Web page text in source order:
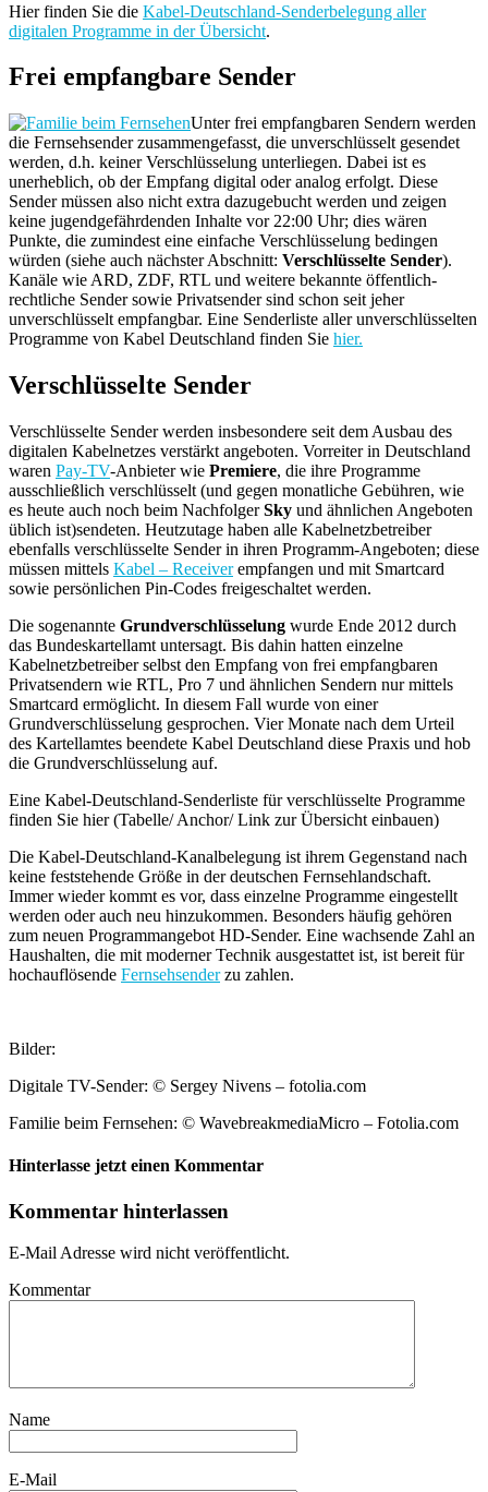
Hier finden Sie die Kabel-Deutschland-Senderbelegung aller
digitalen Programme in der Übersicht.
Frei empfangbare Sender
Unter frei empfangbaren Sendern werden
die Fernsehsender zusammengefasst, die unverschlüsselt gesendet
werden, d.h. keiner Verschlüsselung unterliegen. Dabei ist es
unerheblich, ob der Empfang digital oder analog erfolgt. Diese
Sender müssen also nicht extra dazugebucht werden und zeigen
keine jugendgefährdenden Inhalte vor 22:00 Uhr; dies wären
Punkte, die zumindest eine einfache Verschlüsselung bedingen
würden (siehe auch nächster Abschnitt: Verschlüsselte Sender).
Kanäle wie ARD, ZDF, RTL und weitere bekannte öffentlich-
rechtliche Sender sowie Privatsender sind schon seit jeher
unverschlüsselt empfangbar. Eine Senderliste aller unverschlüsselten
Programme von Kabel Deutschland finden Sie hier.
Verschlüsselte Sender
Verschlüsselte Sender werden insbesondere seit dem Ausbau des
digitalen Kabelnetzes verstärkt angeboten. Vorreiter in Deutschland
waren Pay-TV-Anbieter wie Premiere, die ihre Programme
ausschließlich verschlüsselt (und gegen monatliche Gebühren, wie
es heute auch noch beim NachfolgerSky und ähnlichen Angeboten
üblich ist)sendeten. Heutzutage haben alle Kabelnetzbetreiber
ebenfalls verschlüsselte Sender in ihren Programm-Angeboten; diese
müssen mittels Kabel – Receiverempfangen und mit Smartcard
sowie persönlichen Pin-Codes freigeschaltet werden.
Die sogenannte Grundverschlüsselung wurde Ende 2012 durch
das Bundeskartellamt untersagt. Bis dahin hatten einzelne
Kabelnetzbetreiber selbst den Empfang von frei empfangbaren
Privatsendern wie RTL, Pro 7 und ähnlichen Sendern nur mittels
Smartcard ermöglicht. In diesem Fall wurde von einer
Grundverschlüsselung gesprochen. Vier Monate nach dem Urteil
des Kartellamtes beendete Kabel Deutschland diese Praxis und hob
die Grundverschlüsselung auf.
Eine Kabel-Deutschland-Senderliste für verschlüsselte Programme
finden Sie hier (Tabelle/ Anchor/ Link zur Übersicht einbauen)
Die Kabel-Deutschland-Kanalbelegung ist ihrem Gegenstand nach
keine feststehende Größe in der deutschen Fernsehlandschaft.
Immer wieder kommt es vor, dass einzelne Programme eingestellt
werden oder auch neu hinzukommen. Besonders häufig gehören
zum neuen Programmangebot HD-Sender. Eine wachsende Zahl an
Haushalten, die mit moderner Technik ausgestattet ist, ist bereit für
hochauflösende Fernsehsenderzu zahlen.
Bilder:
Digitale TV-Sender: © Sergey Nivens – fotolia.com
Familie beim Fernsehen: © WavebreakmediaMicro – Fotolia.com
Hinterlasse jetzt einen Kommentar
Kommentar hinterlassen
E-Mail Adresse wird nicht veröffentlicht.
Kommentar
Name
E-Mail